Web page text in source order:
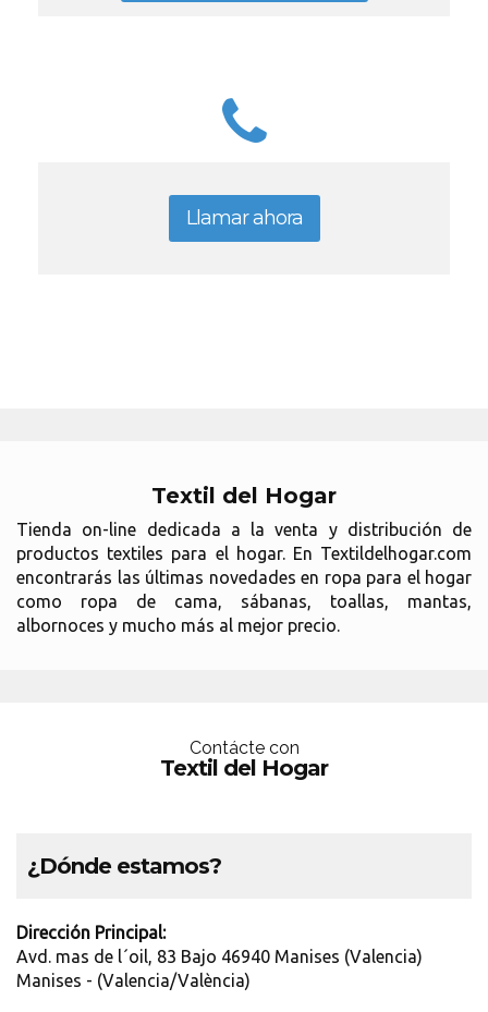
Llamar ahora
Textil del Hogar
Tienda on-line dedicada a la venta y distribución de
productos textiles para el hogar. En Textildelhogar.com
encontrarás las últimas novedades en ropa para el hogar
como ropa de cama, sábanas, toallas, mantas,
albornoces y mucho más al mejor precio.
Contácte con
Textil del Hogar
¿Dónde estamos?
Dirección Principal:
Avd. mas de l´oil, 83 Bajo 46940 Manises (Valencia)
Manises - (Valencia/València)